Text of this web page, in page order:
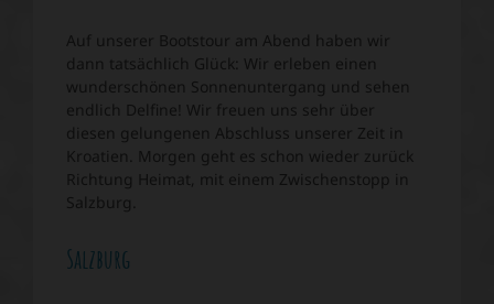
Auf unserer Bootstour am Abend haben wir
dann tatsächlich Glück: Wir erleben einen
wunderschönen Sonnenuntergang und sehen
endlich Delfine! Wir freuen uns sehr über
diesen gelungenen Abschluss unserer Zeit in
Kroatien. Morgen geht es schon wieder zurück
Richtung Heimat, mit einem Zwischenstopp in
Salzburg.
Salzburg